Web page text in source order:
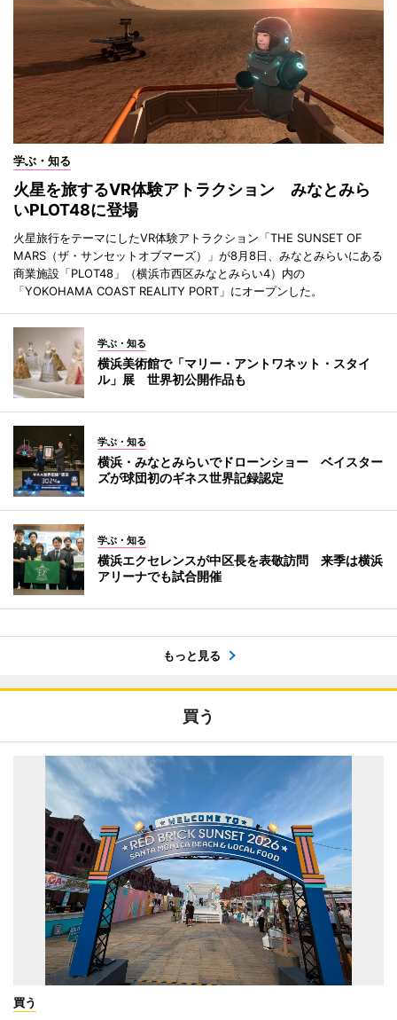
学ぶ・知る
火星を旅するVR体験アトラクション みなとみら
いPLOT48に登場
火星旅行をテーマにしたVR体験アトラクション「THE SUNSET OF
MARS（ザ・サンセットオブマーズ）」が8月8日、みなとみらいにある
商業施設「PLOT48」（横浜市西区みなとみらい4）内の
「YOKOHAMA COAST REALITY PORT」にオープンした。
学ぶ・知る
横浜美術館で「マリー・アントワネット・スタイ
ル」展 世界初公開作品も
学ぶ・知る
横浜・みなとみらいでドローンショー ベイスター
ズが球団初のギネス世界記録認定
学ぶ・知る
横浜エクセレンスが中区長を表敬訪問 来季は横浜
アリーナでも試合開催
もっと見る
買う
買う